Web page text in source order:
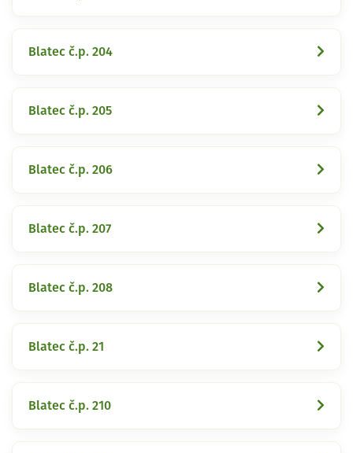
Blatec č.p. 204
Blatec č.p. 205
Blatec č.p. 206
Blatec č.p. 207
Blatec č.p. 208
Blatec č.p. 21
Blatec č.p. 210